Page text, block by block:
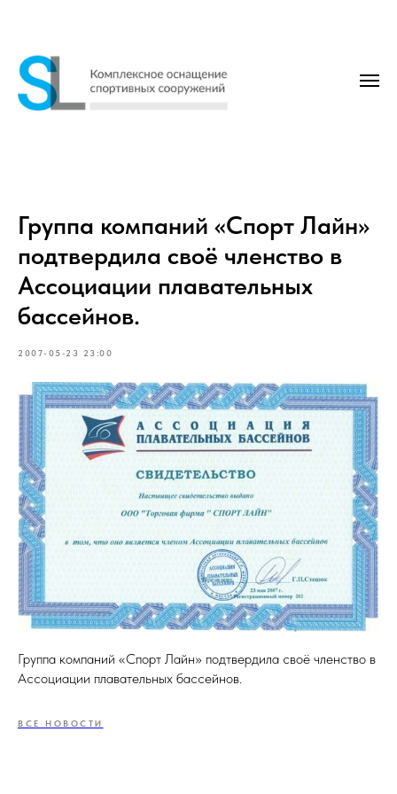
Группа компаний «Спорт Лайн»
подтвердила своё членство в
Ассоциации плавательных
бассейнов.
2007-05-23 23:00
Группа компаний «Спорт Лайн» подтвердила своё членство в
Ассоциации плавательных бассейнов.
ВСЕ НОВОСТИ